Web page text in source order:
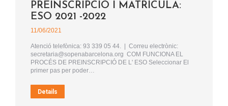
PREINSCRIPCIÓ I MATRÍCULA:
ESO 2021 -2022
11/06/2021
Atenció telefònica: 93 339 05 44. | Correu electrònic:
secretaria@sopenabarcelona.org COM FUNCIONA EL
PROCÉS DE PREINSCRIPCIÓ DE L' ESO Seleccionar El
primer pas per poder…
Details